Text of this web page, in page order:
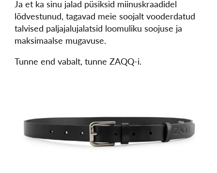
Ja et ka sinu jalad püsiksid miinuskraadidel
lõdvestunud, tagavad meie soojalt vooderdatud
talvised paljajalujalatsid loomuliku soojuse ja
maksimaalse mugavuse.
Tunne end vabalt, tunne ZAQQ-i.